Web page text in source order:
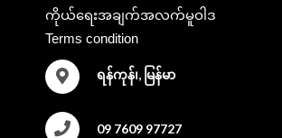
ကိုယ်ရေးအချက်အလက်မူဝါဒ
Terms condition
ရန်ကုန်၊, မြန်မာ
09 7609 97727